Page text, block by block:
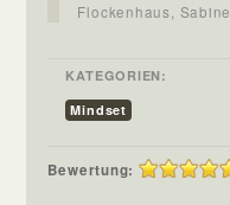
Flockenhaus, Sabine
KATEGORIEN:
Mindset
Bewertung: